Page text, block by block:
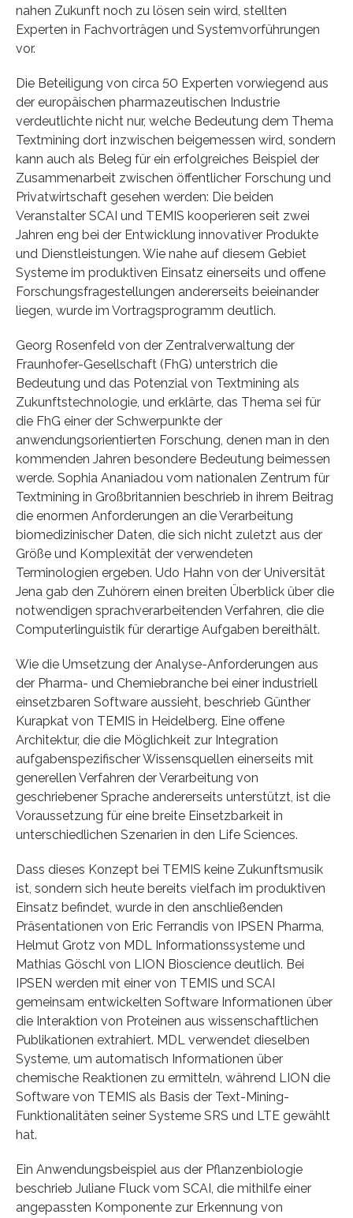
nahen Zukunft noch zu lösen sein wird, stellten
Experten in Fachvorträgen und Systemvorführungen
vor.
Die Beteiligung von circa 50 Experten vorwiegend aus
der europäischen pharmazeutischen Industrie
verdeutlichte nicht nur, welche Bedeutung dem Thema
Textmining dort inzwischen beigemessen wird, sondern
kann auch als Beleg für ein erfolgreiches Beispiel der
Zusammenarbeit zwischen öffentlicher Forschung und
Privatwirtschaft gesehen werden: Die beiden
Veranstalter SCAI und TEMIS kooperieren seit zwei
Jahren eng bei der Entwicklung innovativer Produkte
und Dienstleistungen. Wie nahe auf diesem Gebiet
Systeme im produktiven Einsatz einerseits und offene
Forschungsfragestellungen andererseits beieinander
liegen, wurde im Vortragsprogramm deutlich.
Georg Rosenfeld von der Zentralverwaltung der
Fraunhofer-Gesellschaft (FhG) unterstrich die
Bedeutung und das Potenzial von Textmining als
Zukunftstechnologie, und erklärte, das Thema sei für
die FhG einer der Schwerpunkte der
anwendungsorientierten Forschung, denen man in den
kommenden Jahren besondere Bedeutung beimessen
werde. Sophia Ananiadou vom nationalen Zentrum für
Textmining in Großbritannien beschrieb in ihrem Beitrag
die enormen Anforderungen an die Verarbeitung
biomedizinischer Daten, die sich nicht zuletzt aus der
Größe und Komplexität der verwendeten
Terminologien ergeben. Udo Hahn von der Universität
Jena gab den Zuhörern einen breiten Überblick über die
notwendigen sprachverarbeitenden Verfahren, die die
Computerlinguistik für derartige Aufgaben bereithält.
Wie die Umsetzung der Analyse-Anforderungen aus
der Pharma- und Chemiebranche bei einer industriell
einsetzbaren Software aussieht, beschrieb Günther
Kurapkat von TEMIS in Heidelberg. Eine offene
Architektur, die die Möglichkeit zur Integration
aufgabenspezifischer Wissensquellen einerseits mit
generellen Verfahren der Verarbeitung von
geschriebener Sprache andererseits unterstützt, ist die
Voraussetzung für eine breite Einsetzbarkeit in
unterschiedlichen Szenarien in den Life Sciences.
Dass dieses Konzept bei TEMIS keine Zukunftsmusik
ist, sondern sich heute bereits vielfach im produktiven
Einsatz befindet, wurde in den anschließenden
Präsentationen von Eric Ferrandis von IPSEN Pharma,
Helmut Grotz von MDL Informationssysteme und
Mathias Göschl von LION Bioscience deutlich. Bei
IPSEN werden mit einer von TEMIS und SCAI
gemeinsam entwickelten Software Informationen über
die Interaktion von Proteinen aus wissenschaftlichen
Publikationen extrahiert. MDL verwendet dieselben
Systeme, um automatisch Informationen über
chemische Reaktionen zu ermitteln, während LION die
Software von TEMIS als Basis der Text-Mining-
Funktionalitäten seiner Systeme SRS und LTE gewählt
hat.
Ein Anwendungsbeispiel aus der Pflanzenbiologie
beschrieb Juliane Fluck vom SCAI, die mithilfe einer
angepassten Komponente zur Erkennung von